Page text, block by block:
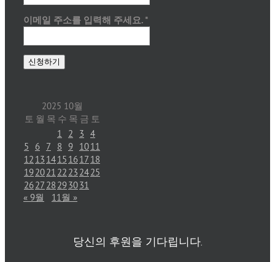
이메일 주소를 입력해 주세요. *
2025 10월
토 월 목 수 목 금 토
1 2 3 4
5
6 7 8 9 1011
12 13 1415 1617 18
192021 22 23 2425
2627 28 293031
« 9월
11월 »
당신의 후원을 기다립니다.